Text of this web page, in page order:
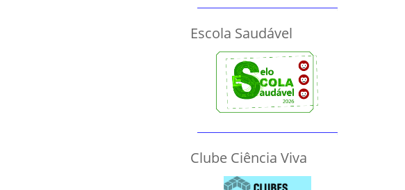
Escola Saudável
Clube Ciência Viva